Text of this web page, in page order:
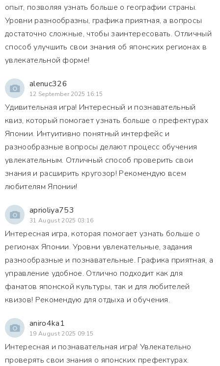
опыт, позволяя узнать больше о географии страны.
Уровни разнообразны, графика приятная, а вопросы
достаточно сложные, чтобы заинтересовать. Отличный
способ улучшить свои знания об японских регионах в
увлекательной форме!
alenuc326
12 September 2025 16:15
Удивительная игра! Интересный и познавательный
квиз, который помогает узнать больше о префектурах
Японии. Интуитивно понятный интерфейс и
разнообразные вопросы делают процесс обучения
увлекательным. Отличный способ проверить свои
знания и расширить кругозор! Рекомендую всем
любителям Японии!
aprioliya753
31 August 2025 03:16
Интересная игра, которая помогает узнать больше о
регионах Японии. Уровни увлекательные, задания
разнообразные и познавательные. Графика приятная, а
управление удобное. Отлично подходит как для
фанатов японской культуры, так и для любителей
квизов! Рекомендую для отдыха и обучения.
aniro4ka1
19 August 2025 09:15
Интересная и познавательная игра! Увлекательно
проверять свои знания о японских префектурах.